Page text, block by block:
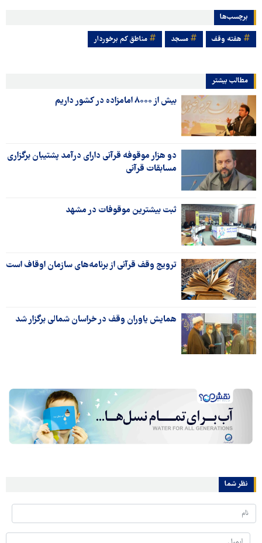
برچسب‌ها
هفته وقف مسجد مناطق کم برخوردار
مطالب بیشتر
بیش از ۸۰۰۰ امامزاده در کشور داریم
دو هزار موقوفه قرآنی دارای درآمد پشتیبان برگزاری
مسابقات قرآنی
ثبت بیشترین موقوفات در مشهد
ترویج وقف قرآنی از برنامه‌های سازمان اوقاف است
همایش یاوران وقف در خراسان شمالی برگزار شد
نظر شما